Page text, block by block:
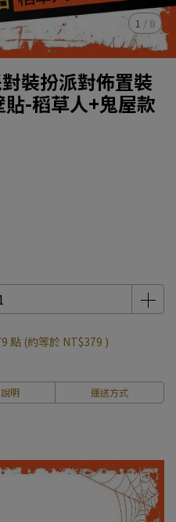
1 / 8
裝扮派對佈置裝
-稻草人+鬼屋款
點 (約等於 NT$379 )
明 運送方式